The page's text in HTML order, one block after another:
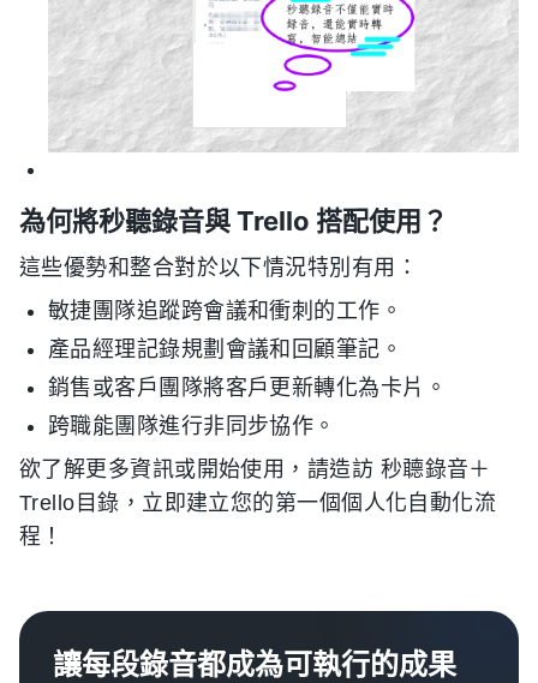
為何將秒聽錄音與 Trello 搭配使用？
這些優勢和整合對於以下情況特別有用：
敏捷團隊追蹤跨會議和衝刺的工作。
產品經理記錄規劃會議和回顧筆記。
銷售或客戶團隊將客戶更新轉化為卡片。
跨職能團隊進行非同步協作。
欲了解更多資訊或開始使用，請造訪 秒聼錄音＋
Trello目錄 ，立即建立您的第一個個人化自動化流
程！
讓每段錄音都成為可執行的成果